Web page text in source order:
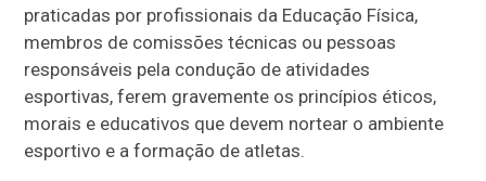
praticadas por profissionais da Educação Física,
membros de comissões técnicas ou pessoas
responsáveis pela condução de atividades
esportivas, ferem gravemente os princípios éticos,
morais e educativos que devem nortear o ambiente
esportivo e a formação de atletas.